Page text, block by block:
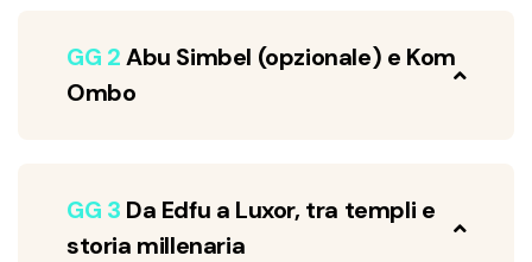
GG 2Abu Simbel (opzionale) e Kom
Ombo
GG 3 Da Edfu a Luxor, tra templi e
storia millenaria